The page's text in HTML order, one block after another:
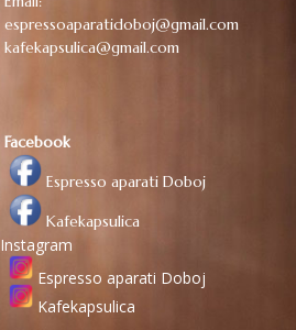
espressoaparatidoboj@gmail.com
kafekapsulica@gmail.com
Facebook
Espresso aparati Doboj
Kafekapsulica
Instagram
Espresso aparati Doboj
Kafekapsulica